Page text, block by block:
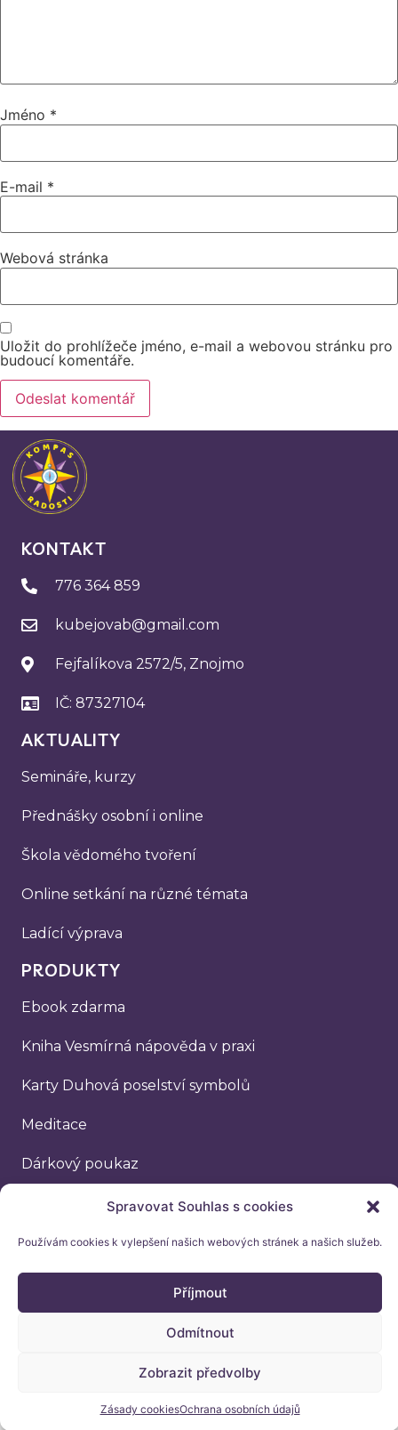
Spravovat Souhlas s cookies
Používám cookies k vylepšení našich webových stránek a našich služeb.
Příjmout
Odmítnout
Zobrazit předvolby
Zásady cookiesOchrana osobních údajů
Jméno *
E-mail *
Webová stránka
Uložit do prohlížeče jméno, e-mail a webovou stránku pro
budoucí komentáře.
KONTAKT
776 364 859
kubejovab@gmail.com
Fejfalíkova 2572/5, Znojmo
IČ: 87327104
AKTUALITY
Semináře, kurzy
Přednášky osobní i online
Škola vědomého tvoření
Online setkání na různé témata
Ladící výprava
PRODUKTY
Ebook zdarma
Kniha Vesmírná nápověda v praxi
Karty Duhová poselství symbolů
Meditace
Dárkový poukaz
NEWSLETTER
Email
ODESLAT
Ochrana osobních údajů